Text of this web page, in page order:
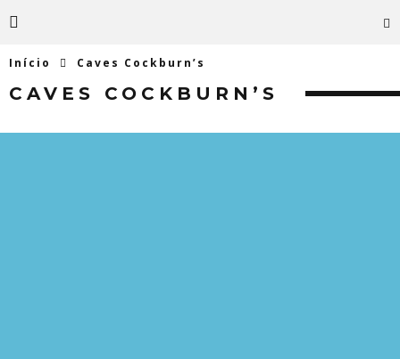
Início Caves Cockburn’s
CAVES COCKBURN’S